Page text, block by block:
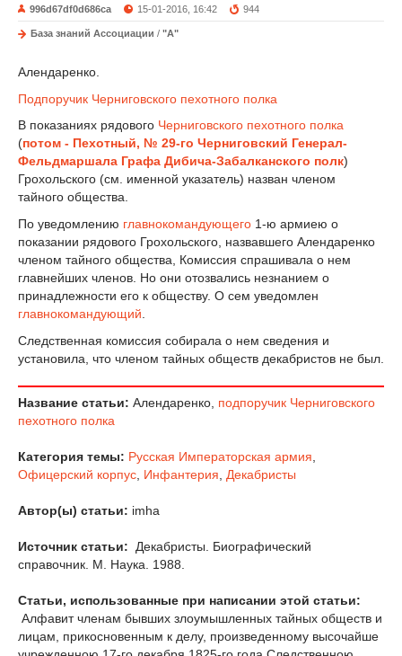
996d67df0d686ca 15-01-2016, 16:42 944
База знаний Ассоциации / "А"
Алендаренко.
Подпоручик Черниговского пехотного полка
В показаниях рядового Черниговского пехотного полка
(потом - Пехотный, № 29-го Черниговский Генерал-
Фельдмаршала Графа Дибича-Забалканского полк)
Грохольского (см. именной указа­тель) назван членом
тайного общества.
По уведомлению главнокомандующего 1-ю армиею о
показании рядового Грохольского, назвавшего Алендаренко
членом тайного общества, Комиссия спрашивала о нем
главнейших членов. Но они отозвались незнанием о
принадлежности его к обществу. О сем уведомлен
главнокомандующий
Следственная комиссия собирала о нем сведения и
установила, что членом тайных обществ декабристов не был.
Название статьи: Алендаренко, подпоручик Черниговского
пехотного полка
Категория темы: Русская Императорская армия
Офицерский корпус Инфантерия Декабристы
Автор(ы) статьи: imha
Источник статьи:
Декабристы. Биографический
справочник. М. Наука. 1988.
Статьи, использованные при написании этой статьи:
Алфавит членам бывших злоумышленных тайных обществ и
лицам, прикосновенным к делу, произведенному высочайше